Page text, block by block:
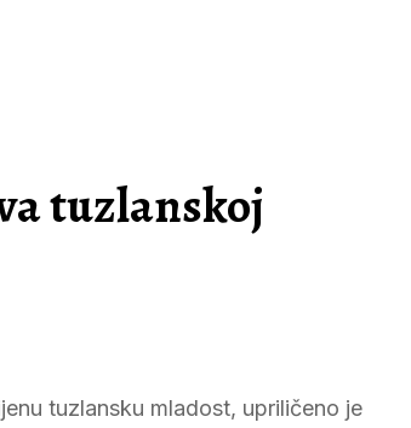
tuzlanskoj
tuzlansku mladost, upriličeno je